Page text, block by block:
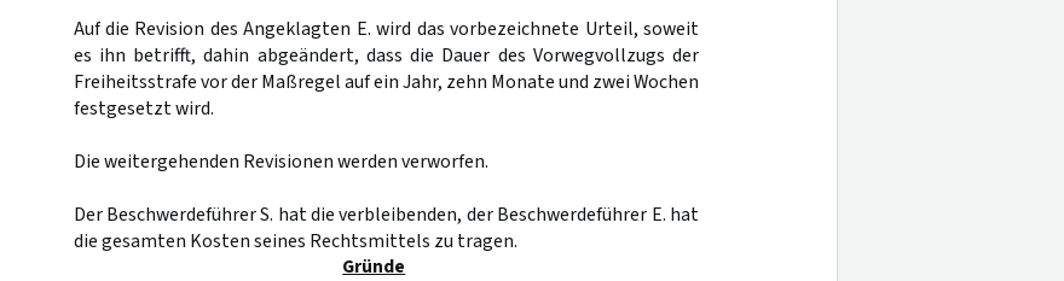
Auf die Revision des Angeklagten E. wird das vorbezeichnete Urteil, soweit
es ihn betrifft, dahin abgeändert, dass die Dauer des Vorwegvollzugs der
Freiheitsstrafe vor der Maßregel auf ein Jahr, zehn Monate und zwei Wochen
festgesetzt wird.
Die weitergehenden Revisionen werden verworfen.
Der Beschwerdeführer S. hat die verbleibenden, der Beschwerdeführer E. hat
die gesamten Kosten seines Rechtsmittels zu tragen.
Gründe